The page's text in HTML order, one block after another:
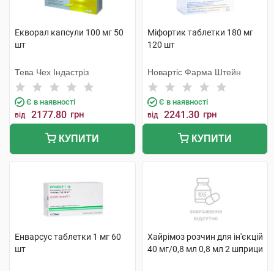
Екворал капсули 100 мг 50
шт
Тева Чех Індастріз
Є в наявності
від 2177.80 грн
КУПИТИ
Міфортик таблетки 180 мг
120 шт
Новартіс Фарма Штейн
Є в наявності
від 2241.30 грн
КУПИТИ
Енварсус таблетки 1 мг 60
шт
Хайрімоз розчин для ін'єкцій
40 мг/0,8 мл 0,8 мл 2 шприци